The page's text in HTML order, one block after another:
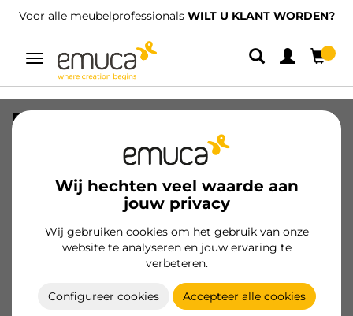
WILT U KLANT WORDEN? We hebben
Umschaltbare
Navigation
Wij hechten veel waarde aan
jouw privacy
Wij gebruiken cookies om het gebruik van onze
website te analyseren en jouw ervaring te
verbeteren.
Configureer cookies Accepteer alle cookies
Emuca-beker met een diameter van 15
mm voor UniClip-koppelingen, 18 mm
dik, Plastic, Titanium
4444238 /EAN 8432393362618
Essentiële producten
Klant worden
Productspecificatie